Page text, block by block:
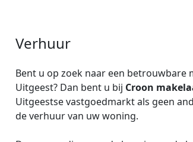
Verhuur
Bent u op zoek naar een
Uitgeest? Dan bent u bij Croon
Uitgeestse vastgoedmarkt als geen
de verhuur van uw woning.